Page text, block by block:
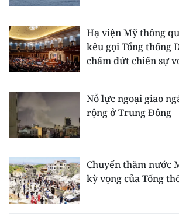
TIN ĐỊA PHƯƠNG
Trung du và miền núi phía Bắc
Đồng bằng sông Hồng
Bắc Trung Bộ
Nguyên
Đông Nam Bộ
Đồng bằng sông Cửu Long
Hạ viện Mỹ thông
kêu gọi Tổng thống
chấm dứt chiến sự
Nỗ lực ngoại giao
rộng ở Trung Đông
Chuyến thăm nước
kỳ vọng của Tổng